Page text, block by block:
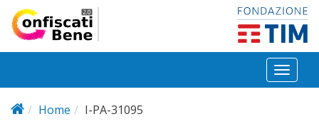
Salta al contenuto principale
Toggle
Home
I-PA-31095